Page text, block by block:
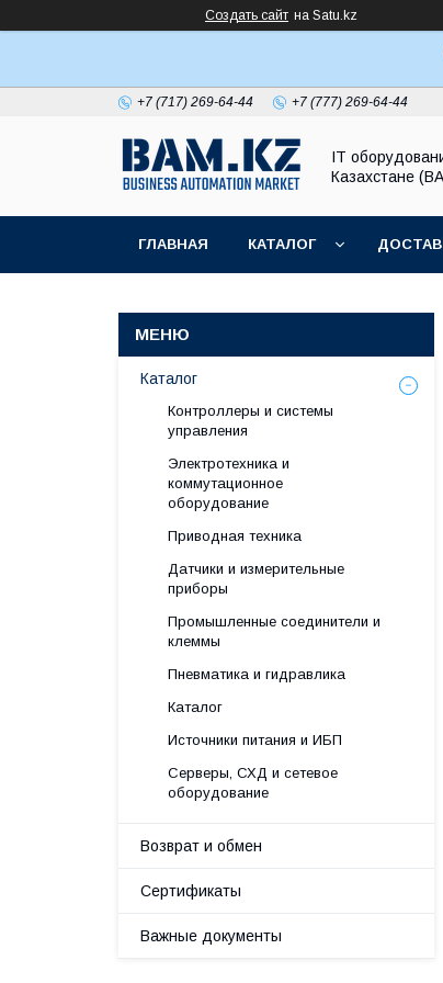
Создать сайт на Satu.kz
+7 (717) 269-64-44 +7 (777) 269-64-44
IT
Казахстане
ГЛАВНАЯ КАТАЛОГ
Каталог
Контроллеры и системы
управления
Электротехника и
коммутационное
оборудование
Приводная техника
Датчики и измерительные
приборы
Промышленные соединители и
клеммы
Пневматика и гидравлика
Каталог
Источники питания и ИБП
Серверы, СХД и сетевое
оборудование
Возврат и обмен
Сертификаты
Важные документы